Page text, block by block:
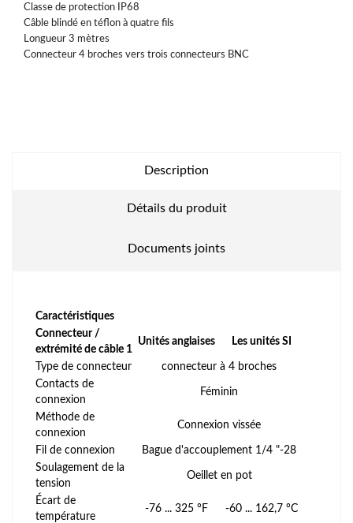
Classe de protection IP68
Câble blindé en téflon à quatre fils
Longueur 3 mètres
Connecteur 4 broches vers trois connecteurs BNC
Description
Détails du produit
Documents joints
Caractéristiques
Connecteur /
extrémité de câble 1
Unités anglaises Les unités SI
Type de connecteur
connecteur à 4 broches
Contacts de
connexion
Féminin
Méthode de
connexion
Connexion vissée
Fil de connexion
Bague d'accouplement 1/4 "-28
Soulagement de la
tension
Oeillet en pot
Écart de
température
-76 ... 325 °F -60 ... 162,7 °C